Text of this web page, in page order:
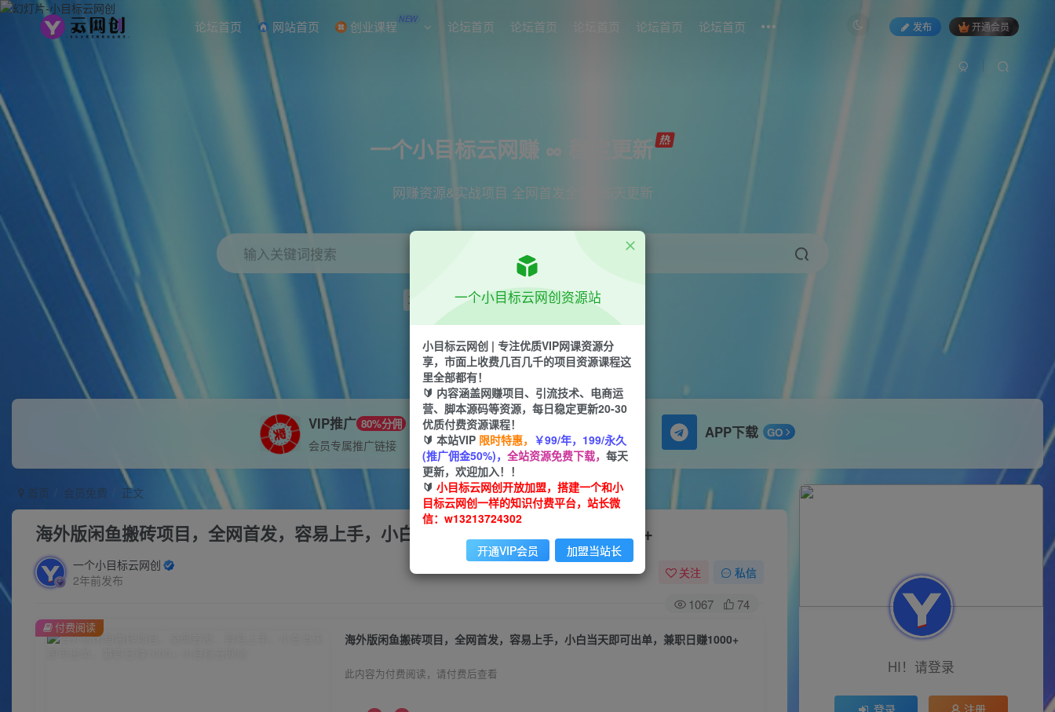
论坛首页 网站首页 创业课程 NEW 论坛首页 论坛首页 论坛首页 论坛首页 论坛首页 发布 开通会员
一个小目标云网赚 ∞ 稳定更新
网赚资源&实战项目 全网首发全年365天更新
输入关键词搜索
项目 引流 短视频 抖音 剪辑 小红书
VIP推广 80%分佣
会员专属推广链接
APP下载 GO
首页 会员免费 正文
海外版闲鱼搬砖项目，全网首发，容易上手，小白当天即可出单，兼职日赚1000+
一个小目标云网创
2年前发布
关注 私信
1067 74
海外版闲鱼搬砖项目，全网首发，容易上手，小白当天即可出单，兼职日赚1000+
此内容为付费阅读，请付费后查看
付费阅读
HI！请登录
登录 注册
一个小目标云网创资源站
小目标云网创 | 专注优质VIP网课资源分
享，市面上收费几百几千的项目资源课程这
里全部都有！
🔰 内容涵盖网赚项目、引流技术、电商运
营、脚本源码等资源，每日稳定更新20-30
优质付费资源课程！
🔰 本站VIP 限时特惠， ￥99/年，199/永久
(推广佣金50%)， 全站资源免费下载， 每天
更新，欢迎加入！！
🔰 小目标云网创开放加盟，搭建一个和小
目标云网创一样的知识付费平台，站长微
信：w13213724302
开通VIP会员 加盟当站长